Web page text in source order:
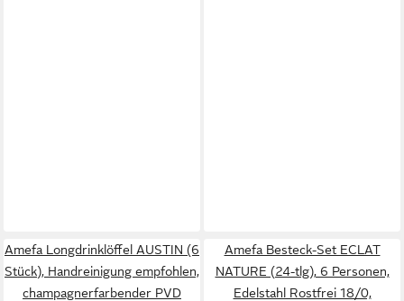
Amefa Longdrinklöffel AUSTIN (6
Stück), Handreinigung empfohlen,
champagnerfarbender PVD
Amefa Besteck-Set ECLAT
NATURE (24-tlg), 6 Personen,
Edelstahl Rostfrei 18/0,